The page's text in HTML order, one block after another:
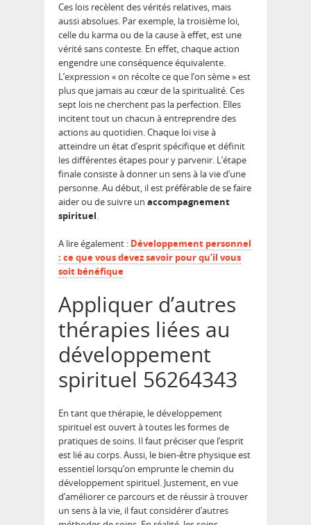
Ces lois recèlent des vérités relatives, mais
aussi absolues. Par exemple, la troisième loi,
celle du karma ou de la cause à effet, est une
vérité sans conteste. En effet, chaque action
engendre une conséquence équivalente.
L’expression « on récolte ce que l’on sème » est
plus que jamais au cœur de la spiritualité. Ces
sept lois ne cherchent pas la perfection. Elles
incitent tout un chacun à entreprendre des
actions au quotidien. Chaque loi vise à
atteindre un état d’esprit spécifique et définit
les différentes étapes pour y parvenir. L’étape
finale consiste à donner un sens à la vie d’une
personne. Au début, il est préférable de se faire
aider ou de suivre un accompagnement
spirituel.
A lire également : Développement personnel
: ce que vous devez savoir pour qu’il vous
soit bénéfique
Appliquer d’autres
thérapies liées au
développement
spirituel 56264343
En tant que thérapie, le développement
spirituel est ouvert à toutes les formes de
pratiques de soins. Il faut préciser que l’esprit
est lié au corps. Aussi, le bien-être physique est
essentiel lorsqu’on emprunte le chemin du
développement spirituel. Justement, en vue
d’améliorer ce parcours et de réussir à trouver
un sens à la vie, il faut considérer d’autres